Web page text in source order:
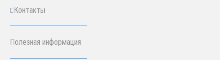
Контакты
Полезная информация